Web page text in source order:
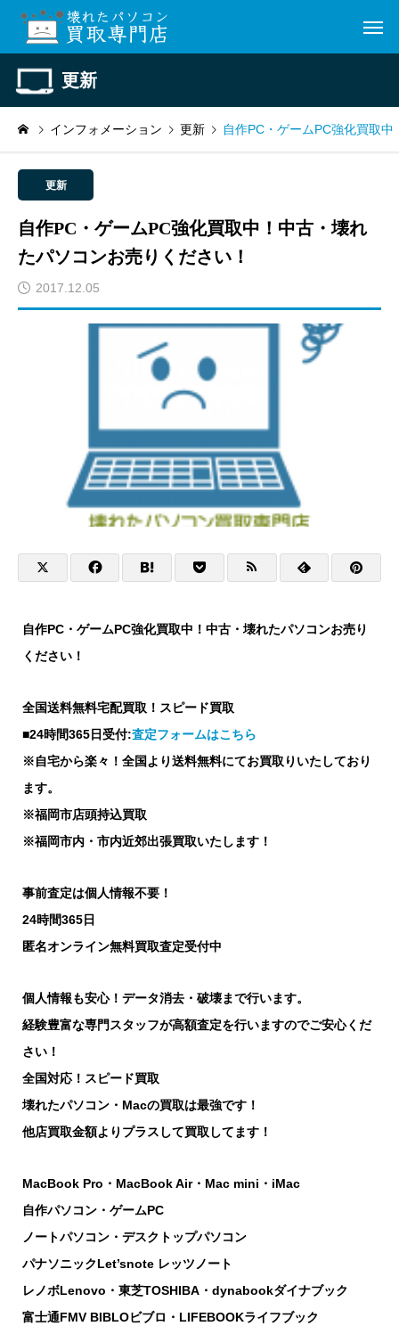
更新
インフォメーション 更新 自作PC・ゲームPC強化買取
更新
自作PC・ゲームPC強化買取中！中古・壊れ
たパソコンお売りください！
2017.12.05
自作PC・ゲームPC強化買取中！中古・壊れたパソコンお売り
ください！
全国送料無料宅配買取！スピード買取
■24時間365日受付:査定フォームはこちら
※自宅から楽々！全国より送料無料にてお買取りいたしており
ます。
※福岡市店頭持込買取
※福岡市内・市内近郊出張買取いたします！
事前査定は個人情報不要！
24時間365日
匿名オンライン無料買取査定受付中
個人情報も安心！データ消去・破壊まで行います。
経験豊富な専門スタッフが高額査定を行いますのでご安心くだ
さい！
全国対応！スピード買取
壊れたパソコン・Macの買取は最強です！
他店買取金額よりプラスして買取してます！
MacBook Pro・MacBook Air・Mac mini・iMac
自作パソコン・ゲームPC
ノートパソコン・デスクトップパソコン
パナソニックLet’snote レッツノート
レノボLenovo・東芝TOSHIBA・dynabookダイナブック
富士通FMV BIBLOビブロ・LIFEBOOKライフブック